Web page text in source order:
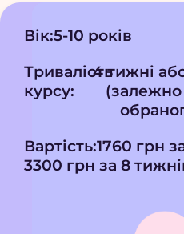
Вік:5-10 років
Тривалість
курсу:
4 тижні
(залежно
Вартість:1760 грн
3300 грн за 8